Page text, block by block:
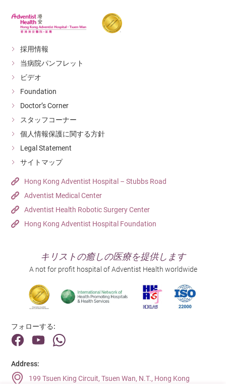
採用情報
当病院パンフレット
ビデオ
Foundation
Doctor’s Corner
スタッフコーナー
個人情報保護に関する方針
Legal Statement
サイトマップ
Hong Kong Adventist Hospital – Stubbs Road
Adventist Medical Center
Adventist Health Robotic Surgery Center
Hong Kong Adventist Hospital Foundation
キリストの癒しの医療を提供します
A not for profit hospital of Adventist Health worldwide
フォローする:
Address:
199 Tsuen King Circuit, Tsuen Wan, N.T., Hong Kong